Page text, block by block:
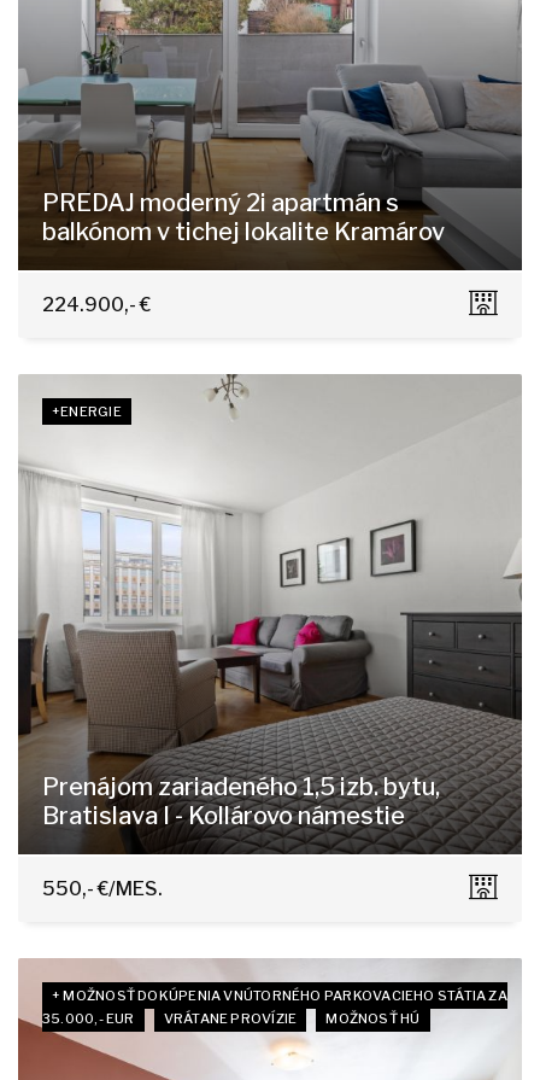
PREDAJ moderný 2i apartmán s
balkónom v tichej lokalite Kramárov
Ďumbierska, Bratislava - Nové Mesto
224.900,- €
+ENERGIE
Prenájom zariadeného 1,5 izb. bytu,
Bratislava I - Kollárovo námestie
Kollárovo námestie 20, Bratislava - Staré Mesto
550,- €/MES.
+ MOŽNOSŤ DOKÚPENIA VNÚTORNÉHO PARKOVACIEHO STÁTIA ZA
35.000,- EUR
VRÁTANE PROVÍZIE MOŽNOSŤ HÚ